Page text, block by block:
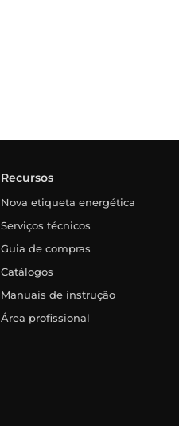
Recursos
Nova etiqueta energética
Serviços técnicos
Guia de compras
Catálogos
Manuais de instrução
Área profissional